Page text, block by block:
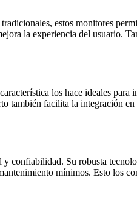
estos monitores
la experiencia del usuario.
los hace ideales para
también facilita la integración
confiabilidad. Su robusta
mínimos. Esto los